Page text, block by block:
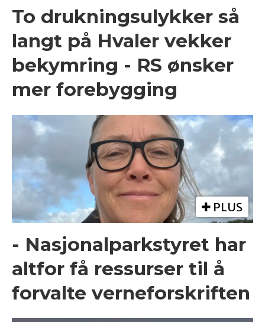
To drukningsulykker så
langt på Hvaler vekker
bekymring - RS ønsker
mer forebygging
PLUS
- Nasjonalparkstyret har
altfor få ressurser til å
forvalte verneforskriften